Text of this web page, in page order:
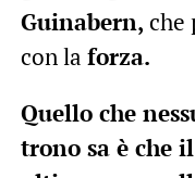
Guinabern, che
con la forza.
Quello che
trono sa è che